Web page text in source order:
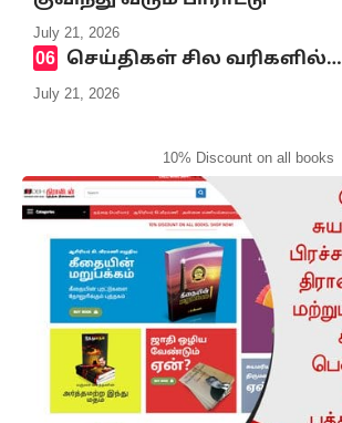
July 21, 2026
செய்திகள் சில வரிகளில்…
July 21, 2026
10% Discount on all books